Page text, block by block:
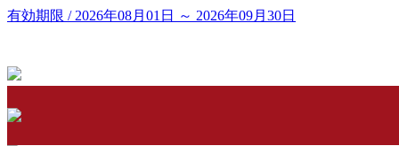
有効期限 / 2026年08月01日 ～ 2026年09月30日